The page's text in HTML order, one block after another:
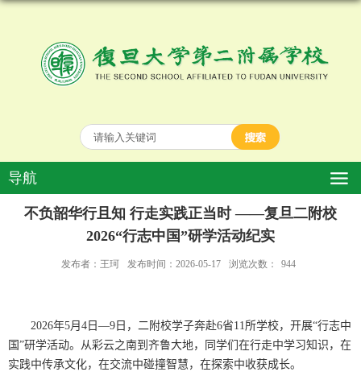
导航
不负韶华行且知 行走实践正当时 ——复旦二附校
2026“行志中国”研学活动纪实
发布者：王珂 发布时间：2026-05-17 浏览次数： 944
2026年5月 4日—9日，二附校学子奔赴6省11所学校，开展“行志中
国”研学活动。从彩云之南到齐鲁大地，同学们在行走中学习知识，在
实践中传承文化，在交流中碰撞智慧，在探索中收获成长。